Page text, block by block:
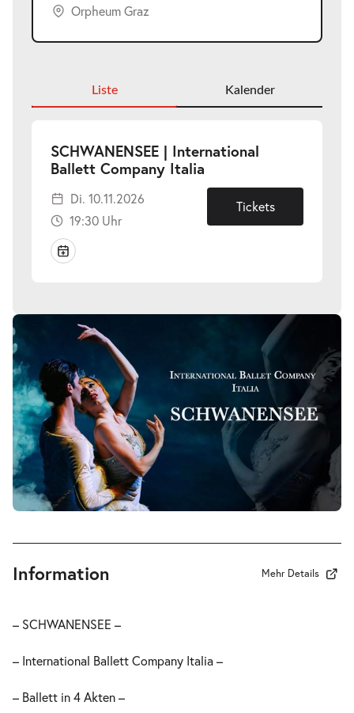
Orpheum Graz
Liste Kalender
SCHWANENSEE | International
Ballett Company Italia
Di.
10.11.2026
Di. 10.11.2026
19:30 Uhr
Tickets
Information Mehr Details
– SCHWANENSEE –
– International Ballett Company Italia –
– Ballett in 4 Akten –